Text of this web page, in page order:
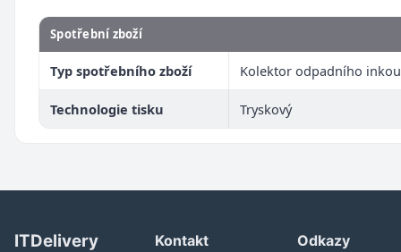
Spotřební zboží
Typ spotřebního zboží Kolektor odpadního
Technologie tisku Tryskový
ITDelivery
Kontakt
Odkazy